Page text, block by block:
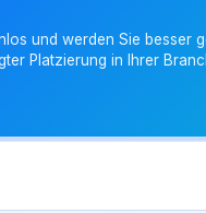
und werden Sie besser
Platzierung in Ihrer